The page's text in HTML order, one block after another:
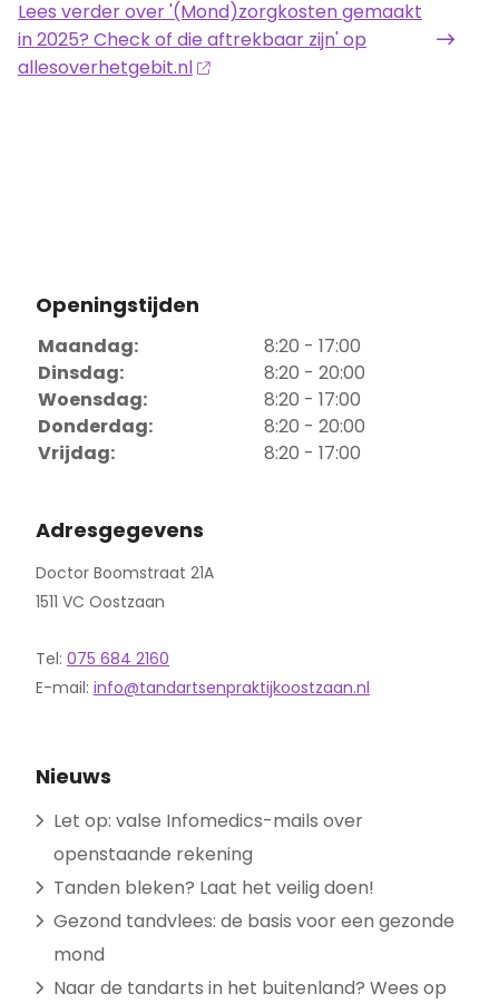
Lees verderover '(Mond)zorgkosten gemaakt
in 2025? Check of die aftrekbaar zijn' op
allesoverhetgebit.nl
Openingstijden
Maandag:
8:20 - 17:00
Dinsdag:
8:20 - 20:00
Woensdag:
8:20 - 17:00
Donderdag:
8:20 - 20:00
Vrijdag:
8:20 - 17:00
Adresgegevens
Doctor Boomstraat 21A
1511 VC Oostzaan
Tel: 075 684 2160
E-mail: info@tandartsenpraktijkoostzaan.nl
Nieuws
Let op: valse Infomedics-mails over
openstaande rekening
Tanden bleken? Laat het veilig doen!
Gezond tandvlees: de basis voor een gezonde
mond
Naar de tandarts in het buitenland? Wees op